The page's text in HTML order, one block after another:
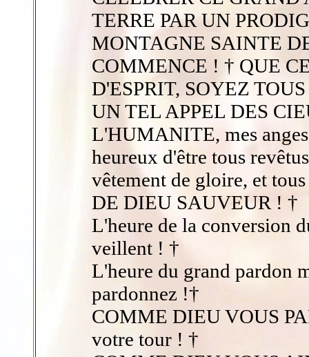
TERRE PAR UN
MONTAGNE SAINTE
COMMENCE ! † QUE
D'ESPRIT, SOYEZ
UN TEL APPEL DES
L'HUMANITE, mes
heureux d'être tous
vêtement de gloire, et
DE DIEU SAUVEUR ! †
L'heure de la conversion
veillent ! †
L'heure du grand pardon
pardonnez !†
COMME DIEU VOUS
votre tour ! †